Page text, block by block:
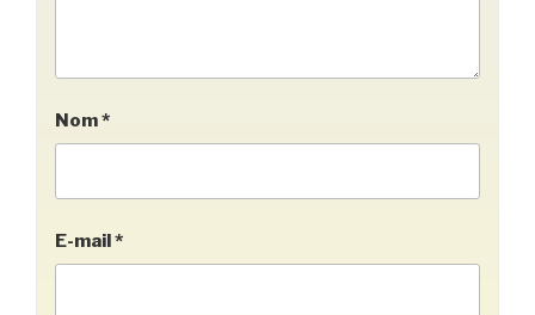
Nom*
E-mail*